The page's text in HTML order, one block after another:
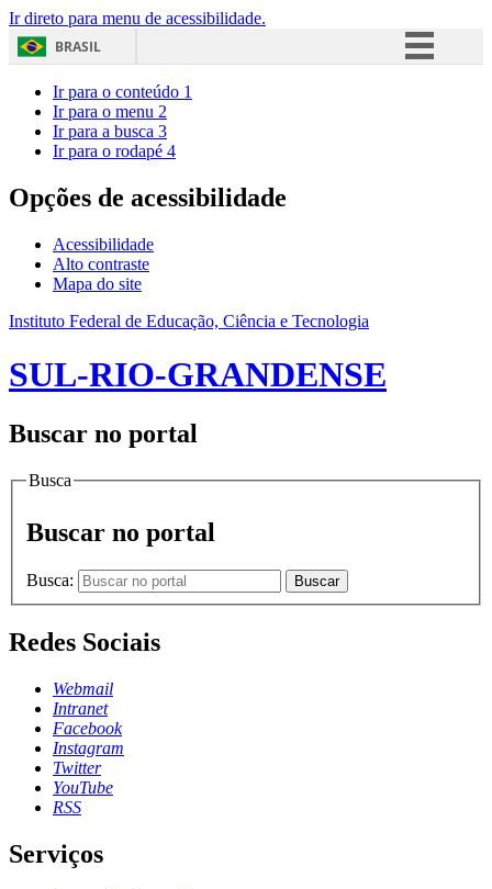
Ir direto para menu de acessibilidade.
BRASIL
Acesso à informação
Ir para o conteúdo 1
Ir para o menu 2
Ir para a busca 3
Ir para o rodapé 4
Opções de acessibilidade
Acessibilidade
Alto contraste
Mapa do site
Instituto Federal de Educação, Ciência e Tecnologia
SUL-RIO-GRANDENSE
Buscar no portal
Busca
Buscar no portal
Busca: Buscar
Redes Sociais
Webmail
Intranet
Facebook
Instagram
Twitter
YouTube
RSS
Serviços